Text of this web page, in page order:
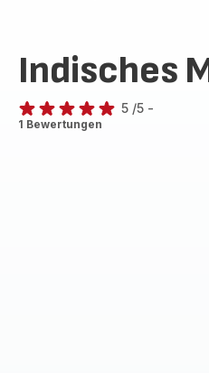
Indisches
Bewertung
5 /5 -
1 Bewertungen